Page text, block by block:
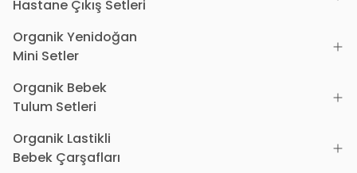
Ürünlerimizde kullanılan organik pamuk, yalnızca
idealdir. Bebek battaniyelerimiz, nefes alabilir
yapısıyla bebeğinizin terlemesini önler ve sıcaklık
dengesi sağlar. Tiny Lamb’in bebek battaniyeleri,
yumuşak dokusu ve dayanıklılığı ile uzun süreli
üretim sürecimiz, bebeğinizin güvenliği için en yüksek
standartlarda gerçekleştirilmektedir.
Hastane Çıkış Setleri
Organik Yenidoğan
Mini Setler
Organik Bebek
Tulum Setleri
Organik Lastikli
Bebek Çarşafları